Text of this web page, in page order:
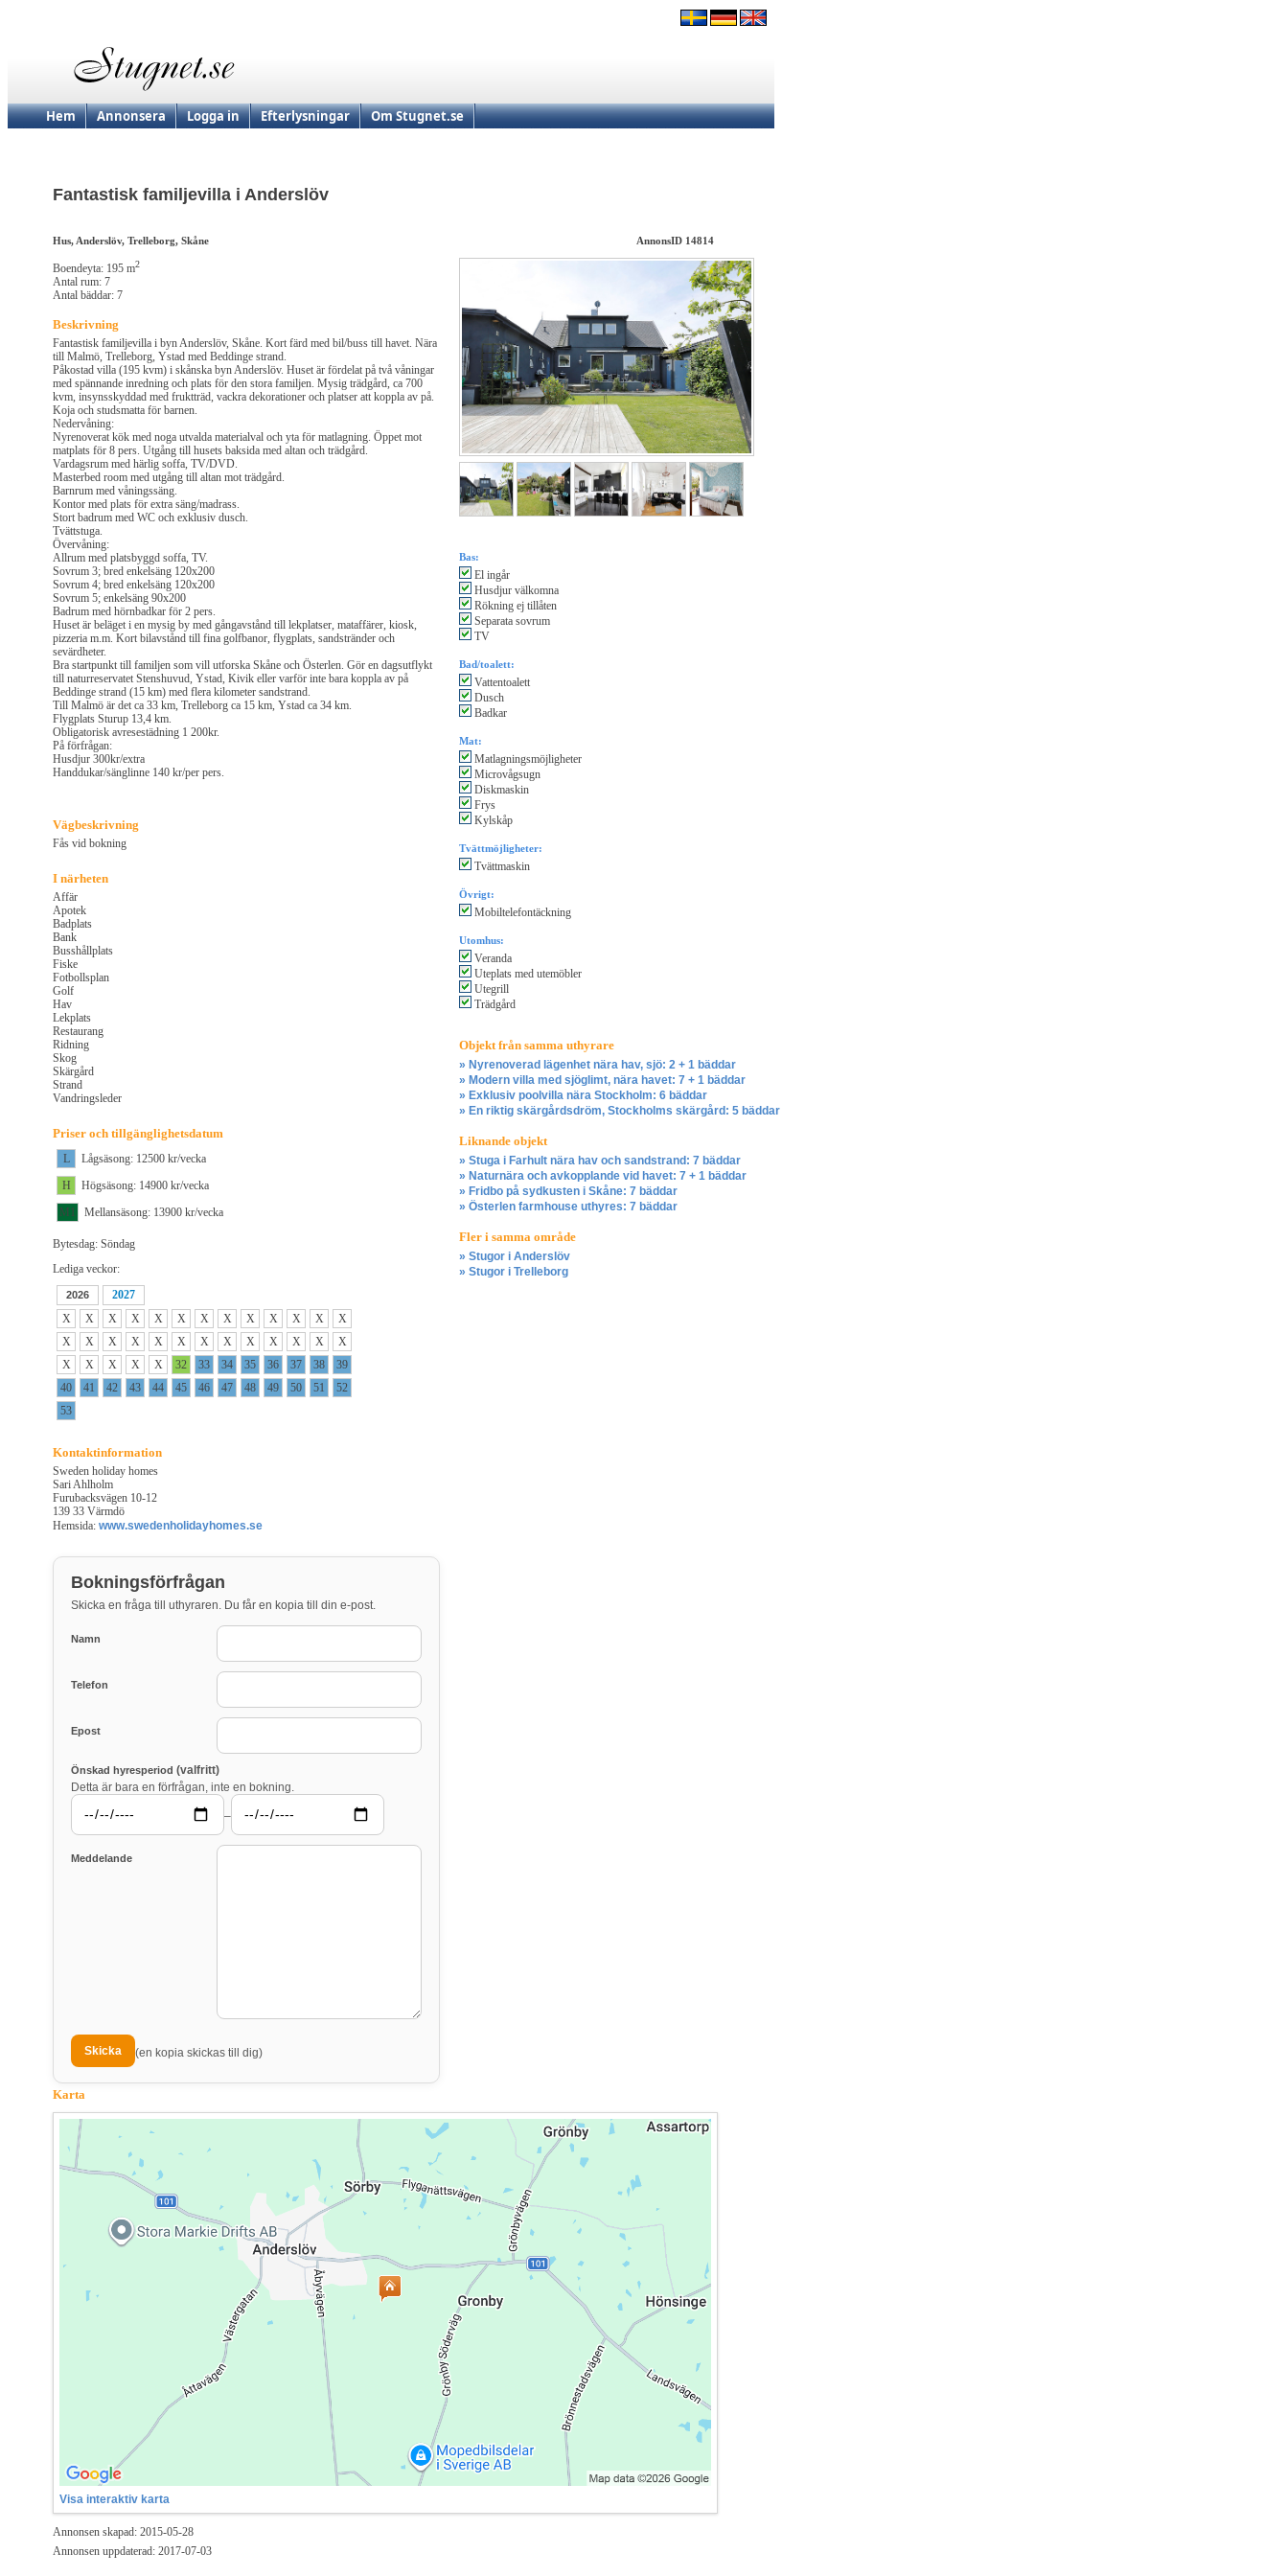
Hem Annonsera Logga in Efterlysningar Om Stugnet.se
Fantastisk familjevilla i Anderslöv
Hus, Anderslöv, Trelleborg, Skåne AnnonsID 14814
Boendeyta: 195 m2
Antal rum: 7
Antal bäddar: 7
Beskrivning
Fantastisk familjevilla i byn Anderslöv, Skåne. Kort färd med bil/buss till havet. Nära
till Malmö, Trelleborg, Ystad med Beddinge strand.
Påkostad villa (195 kvm) i skånska byn Anderslöv. Huset är fördelat på två våningar
med spännande inredning och plats för den stora familjen. Mysig trädgård, ca 700
kvm, insynsskyddad med fruktträd, vackra dekorationer och platser att koppla av på.
Koja och studsmatta för barnen.
Nedervåning:
Nyrenoverat kök med noga utvalda materialval och yta för matlagning. Öppet mot
matplats för 8 pers. Utgång till husets baksida med altan och trädgård.
Vardagsrum med härlig soffa, TV/DVD.
Masterbed room med utgång till altan mot trädgård.
Barnrum med våningssäng.
Kontor med plats för extra säng/madrass.
Stort badrum med WC och exklusiv dusch.
Tvättstuga.
Övervåning:
Allrum med platsbyggd soffa, TV.
Sovrum 3; bred enkelsäng 120x200
Sovrum 4; bred enkelsäng 120x200
Sovrum 5; enkelsäng 90x200
Badrum med hörnbadkar för 2 pers.
Huset är beläget i en mysig by med gångavstånd till lekplatser, mataffärer, kiosk,
pizzeria m.m. Kort bilavstånd till fina golfbanor, flygplats, sandstränder och
sevärdheter.
Bra startpunkt till familjen som vill utforska Skåne och Österlen. Gör en dagsutflykt
till naturreservatet Stenshuvud, Ystad, Kivik eller varför inte bara koppla av på
Beddinge strand (15 km) med flera kilometer sandstrand.
Till Malmö är det ca 33 km, Trelleborg ca 15 km, Ystad ca 34 km.
Flygplats Sturup 13,4 km.
Obligatorisk avresestädning 1 200kr.
På förfrågan:
Husdjur 300kr/extra
Handdukar/sänglinne 140 kr/per pers.
Vägbeskrivning
Fås vid bokning
I närheten
Affär
Apotek
Badplats
Bank
Busshållplats
Fiske
Fotbollsplan
Golf
Hav
Lekplats
Restaurang
Ridning
Skog
Skärgård
Strand
Vandringsleder
Priser och tillgänglighetsdatum
L
Lågsäsong: 12500 kr/vecka
H
Högsäsong: 14900 kr/vecka
M1
Mellansäsong: 13900 kr/vecka
Bytesdag: Söndag
Lediga veckor:
2026
2027
X
X X X X X X X X X X X
X
X
X X X X X X X X X X X
X
X
X X X X 32 33 34 35 36 37 38
39
40
41 42 43 44 45 46 47 48 49 50 51
52
53
Kontaktinformation
Sweden holiday homes
Sari Ahlholm
Furubacksvägen 10-12
139 33 Värmdö
Hemsida: www.swedenholidayhomes.se
Bokningsförfrågan
Skicka en fråga till uthyraren. Du får en kopia till din e-post.
Namn
Telefon
Epost
Önskad hyresperiod (valfritt)
Detta är bara en förfrågan, inte en bokning.
–
Meddelande
(en kopia skickas till dig)
Bas:
El ingår
Husdjur välkomna
Rökning ej tillåten
Separata sovrum
TV
Bad/toalett:
Vattentoalett
Dusch
Badkar
Mat:
Matlagningsmöjligheter
Microvågsugn
Diskmaskin
Frys
Kylskåp
Tvättmöjligheter:
Tvättmaskin
Övrigt:
Mobiltelefontäckning
Utomhus:
Veranda
Uteplats med utemöbler
Utegrill
Trädgård
Objekt från samma uthyrare
» Nyrenoverad lägenhet nära hav, sjö: 2 + 1 bäddar
» Modern villa med sjöglimt, nära havet: 7 + 1 bäddar
» Exklusiv poolvilla nära Stockholm: 6 bäddar
» En riktig skärgårdsdröm, Stockholms skärgård: 5 bäddar
Liknande objekt
» Stuga i Farhult nära hav och sandstrand: 7 bäddar
» Naturnära och avkopplande vid havet: 7 + 1 bäddar
» Fridbo på sydkusten i Skåne: 7 bäddar
» Österlen farmhouse uthyres: 7 bäddar
Fler i samma område
» Stugor i Anderslöv
» Stugor i Trelleborg
Karta
Visa interaktiv karta
Annonsen skapad: 2015-05-28
Annonsen uppdaterad: 2017-07-03